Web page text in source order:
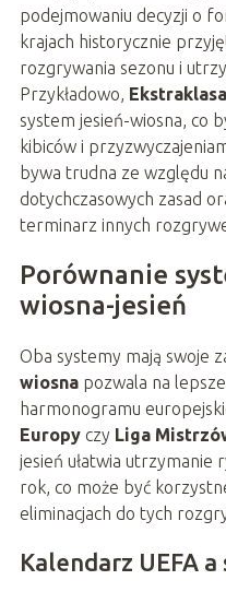
podejmowaniu decyzji o
krajach historycznie
rozgrywania sezonu i
Przykładowo, Ekstraklasa
system jesień-wiosna, co
kibiców i
bywa trudna ze względu
dotychczasowych zasad
terminarz innych
Porównanie
wiosna-jesień
Oba systemy mają swoje
wiosnapozwala na
harmonogramu
Europyczy Liga
jesień ułatwia utrzymanie
rok, co może być
eliminacjach do tych
Kalendarz UEFA